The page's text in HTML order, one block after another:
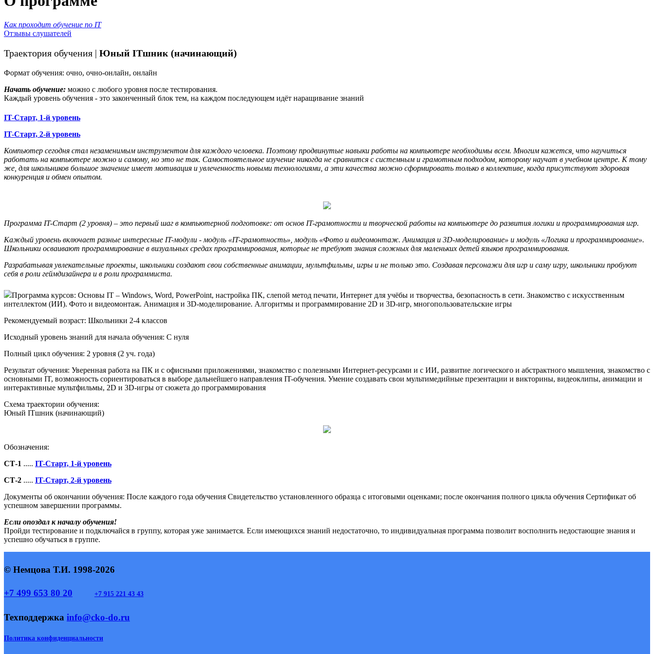
Как проходит обучение по IT
Отзывы слушателей
Траектория обучения | Юный ITшник (начинающий)
Формат обучения: очно, очно-онлайн, онлайн
Начать обучение: можно с любого уровня после тестирования.
Каждый уровень обучения - это законченный блок тем, на каждом последующем идёт наращивание знаний
IT-Старт, 1-й уровень
IT-Старт, 2-й уровень
Компьютер сегодня стал незаменимым инструментом для каждого человека. Поэтому продвинутые навыки работы на компьютере необходимы всем. Многим кажется, что научиться
работать на компьютере можно и самому, но это не так. Самостоятельное изучение никогда не сравнится с системным и грамотным подходом, которому научат в учебном центре. К тому
же, для школьников большое значение имеет мотивация и увлеченность новыми технологиями, а эти качества можно сформировать только в коллективе, когда присутствуют здоровая
конкуренция и обмен опытом.
Программа IT-Старт (2 уровня) – это первый шаг в компьютерной подготовке: от основ IT-грамотности и творческой работы на компьютере до развития логики и программирования игр.
Каждый уровень включает разные интересные IT-модули - модуль «IT-грамотность», модуль «Фото и видеомонтаж. Анимация и 3D-моделирование» и модуль «Логика и программирование».
Школьники осваивают программирование в визуальных средах программирования, которые не требуют знания сложных для маленьких детей языков программирования.
Разрабатывая увлекательные проекты, школьники создают свои собственные анимации, мультфильмы, игры и не только это. Создавая персонажи для игр и саму игру, школьники пробуют
себя в роли геймдизайнера и в роли программиста.
Программа курсов: Основы IT – Windows, Word, PowerPoint, настройка ПК, слепой метод печати, Интернет для учёбы и творчества, безопасность в сети. Знакомство с искусственным
интеллектом (ИИ). Фото и видеомонтаж. Анимация и 3D-моделирование. Алгоритмы и программирование 2D и 3D-игр, многопользовательские игры
Рекомендуемый возраст: Школьники 2-4 классов
Исходный уровень знаний для начала обучения: C нуля
Полный цикл обучения: 2 уровня (2 уч. года)
Результат обучения: Уверенная работа на ПК и с офисными приложениями, знакомство с полезными Интернет-ресурсами и с ИИ, развитие логического и абстрактного мышления, знакомство с
основными IT, возможность сориентироваться в выборе дальнейшего направления IT-обучения. Умение создавать свои мультимедийные презентации и викторины, видеоклипы, анимации и
интерактивные мультфильмы, 2D и 3D-игры от сюжета до программирования
Схема траектории обучения:
Юный ITшник (начинающий)
Обозначения:
СТ-1 ..... IT-Старт, 1-й уровень
СТ-2 ..... IT-Старт, 2-й уровень
Документы об окончании обучения: После каждого года обучения Свидетельство установленного образца с итоговыми оценками; после окончания полного цикла обучения Сертификат об
успешном завершении программы.
Если опоздал к началу обучения!
Пройди тестирование и подключайся в группу, которая уже занимается. Если имеющихся знаний недостаточно, то индивидуальная программа позволит восполнить недостающие знания и
успешно обучаться в группе.
© Немцова Т.И. 1998-2026
+7 499 653 80 20 +7 915 221 43 43
Техподдержка info@cko-do.ru
Политика конфиденциальности